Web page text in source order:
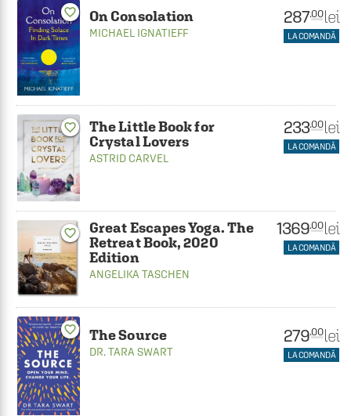
favorite_border On Consolation
MICHAEL IGNATIEFF
287.00 lei
LA COMANDĂ
favorite_border
The Little Book for
Crystal Lovers
ASTRID CARVEL
233.00 lei
LA COMANDĂ
favorite_border
Great Escapes Yoga. The
Retreat Book, 2020
Edition
ANGELIKA TASCHEN
1369.00 lei
LA COMANDĂ
favorite_border The Source
DR. TARA SWART
279.00 lei
LA COMANDĂ